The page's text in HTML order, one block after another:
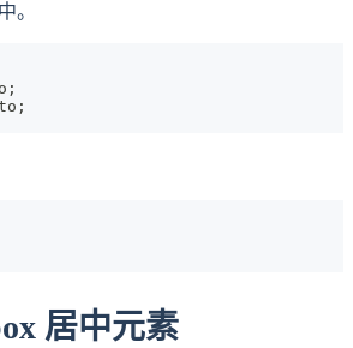
。
;
;
居中元素